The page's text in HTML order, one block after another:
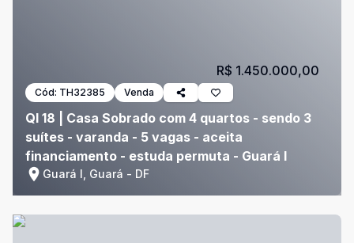
Cód: TH32385 Venda
QI 18 | Casa Sobrado com 4 quartos - sendo 3
suítes - varanda - 5 vagas - aceita
financiamento - estuda permuta - Guará I
Guará I, Guará - DF
R$ 1.450.000,00